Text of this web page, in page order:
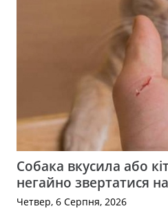
Собака вкусила або
негайно звертатися
Четвер, 6 Серпня, 2026